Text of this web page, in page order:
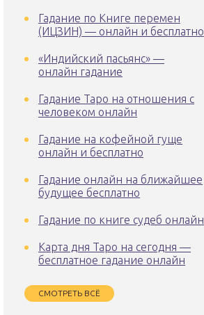
Гадание по Книге перемен
(ИЦЗИН) — онлайн и бесплатно
«Индийский пасьянс» —
онлайн гадание
Гадание Таро на отношения с
человеком онлайн
Гадание на кофейной гуще
онлайн и бесплатно
Гадание онлайн на ближайшее
будущее бесплатно
Гадание по книге судеб онлайн
Карта дня Таро на сегодня —
бесплатное гадание онлайн
СМОТРЕТЬ ВСЁ